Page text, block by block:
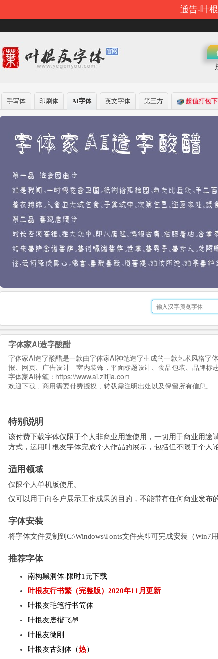
通告-叶
手写体 印刷体 AI字体 英文字体 第三方 超值打包
字体家AI造字酸醋
字体家AI造字酸醋是一款由字体家AI神笔造字生成的一款艺术风格
报、网页、广告设计，室内装饰，平面标题设计、食品包装、品牌标
字体家AI神笔： https://www.ai.zitijia.com
欢迎下载，商用需要付费授权，转载需注明出处以及保留所有信息。
特别说明
该付费下载字体仅限于个人非商业用途使用，一切用于商业用
方式，运用叶根友字体完成个人作品的展示，包括但不限于个人
适用领域
仅限个人单机版使用。
仅可以用于向客户展示工作成果的目的，不能带有任何商业发布
字体安装
将字体文件复制到C:\Windows\Fonts文件夹即可完成安装（Win7
推荐字体
南构黑洞体-限时1元下载
叶根友行书繁（完整版）2020年11月更新
叶根友毛笔行书简体
叶根友唐楷飞墨
叶根友微刚
叶根友古刻体（热）